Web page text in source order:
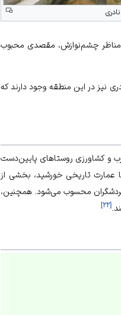
و مناظر چشم‌نوازش، مقصدی محبوب
نیز در این منطقه وجود دارند که
و کشاورزی روستاهای پایین‌دست
عمارت تاریخی خورشید، بخشی از
محسوب می‌شود. همچنین،
[۲۲]